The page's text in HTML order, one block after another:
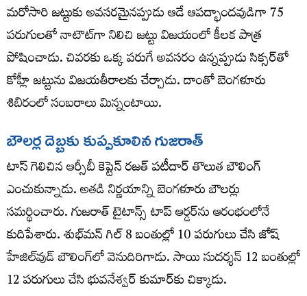
మరోసారి జట్టుకు అవసరమైనప్పుడు ఆడే ఆపద్భాందవుడిగా 75
పరుగులతో నాటౌట్​గా నిలిచి జట్టు విజయంలో కీలక పాత్ర
పోషించాడు. చివరకు ఒక్క పరుగే అవసరం ఉన్నప్పుడు సిక్సర్​తో
కోహ్లీ జట్టును విజయతీరాలకు చేర్చాడు. దాంతో బెంగళూరు
శిబిరంలో సంబరాలు మిన్నంటాయి.
బౌలర్ల దెబ్బకు కుప్పకూలిన గుజరాత్‌
టాస్‌ గెలిచిన ఆర్సీబీ కెప్టెన్‌ రజత్‌ పటీదార్‌ తొలుత బౌలింగ్‌
ఎంచుకున్నాడు. అతడి నిర్ణయాన్ని బెంగళూరు బౌలర్లు
సమర్థించారు. గుజరాత్‌ టైటాన్స్‌ టాప్‌ ఆర్డర్‌ను ఆరంభంలోనే
కుదిపేశారు. శుభ్‌మన్‌ గిల్‌ 8 బంతుల్లో 10 పరుగులు చేసి జోష్‌
హేజిల్‌వుడ్‌ బౌలింగ్‌లో వెనుదిరిగాడు. సాయి సుదర్శన్‌ 12 బంతుల్లో
12 పరుగులు చేసి భువనేశ్వర్‌ కుమార్‌కు చిక్కాడు.